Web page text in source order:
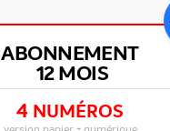
ABONNEMENT
12 MOIS
4 NUMÉROS